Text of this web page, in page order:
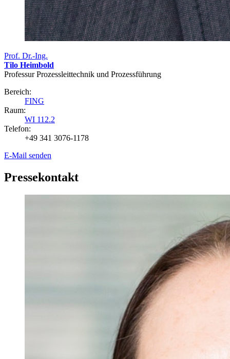
Prof. Dr.-Ing.
Tilo Heimbold
Professur Prozessleittechnik und Prozessführung
Bereich:
FING
Raum:
WI 112.2
Telefon:
+49 341 3076-1178
E-Mail senden
Pressekontakt